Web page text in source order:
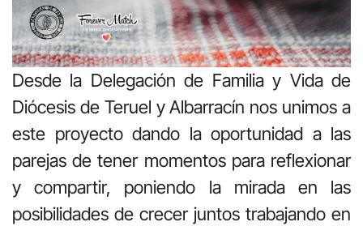
Desde la Delegación de Familia y Vida de
Diócesis de Teruel y Albarracín nos unimos a
este proyecto dando la oportunidad a las
parejas de tener momentos para reflexionar
y compartir, poniendo la mirada en las
posibilidades de crecer juntos trabajando en